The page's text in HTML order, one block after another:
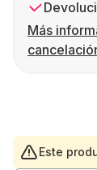
Más
Este